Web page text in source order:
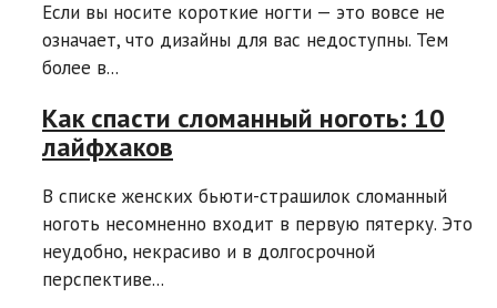
Если вы носите короткие ногти — это вовсе не
означает, что дизайны для вас недоступны. Тем
более в...
Как спасти сломанный ноготь: 10
лайфхаков
В списке женских бьюти-страшилок сломанный
ноготь несомненно входит в первую пятерку. Это
неудобно, некрасиво и в долгосрочной
перспективе...